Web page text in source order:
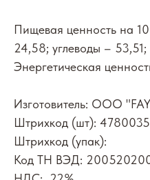
Пищевая ценность на
24,58; углеводы – 53,51;
Энергетическая
Изготовитель: ООО
Штрихкод (шт):
Штрихкод (упак):
Код ТН ВЭД: